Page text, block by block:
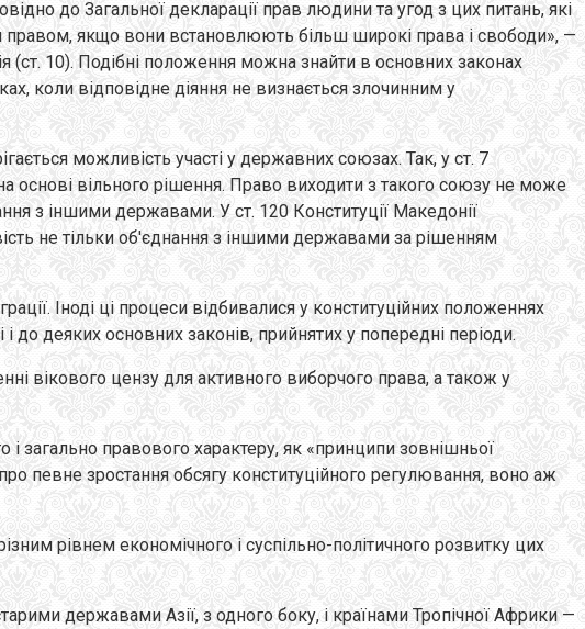
до Загальної декларації прав людини та угод з цих питань, які
правом, якщо вони встановлюють більш широкі права і свободи», —
(ст. 10). Подібні положення можна знайти в основних законах
коли відповідне діяння не визнається злочинним у
можливість участі у державних союзах. Так, у ст. 7
вільного рішення. Право виходити з такого союзу не може
з іншими державами. У ст. 120 Конституції Македонії
не тільки об'єднання з іншими державами за рішенням
Іноді ці процеси відбивалися у конституційних положеннях
деяких основних законів, прийнятих у попередні періоди.
вікового цензу для активного виборчого права, а також у
і загально правового характеру, як «принципи зовнішньої
певне зростання обсягу конституційного регулювання, воно аж
рівнем економічного і суспільно-політичного розвитку цих
державами Азії, з одного боку, і країнами Тропічної Африки —